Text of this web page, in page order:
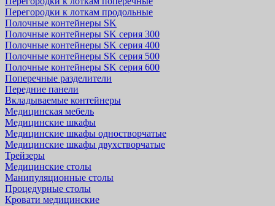
Перегородки к лоткам продольные
Полочные контейнеры SK
Полочные контейнеры SK серия 300
Полочные контейнеры SK серия 400
Полочные контейнеры SK серия 500
Полочные контейнеры SK серия 600
Поперечные разделители
Передние панели
Вкладываемые контейнеры
Медицинская мебель
Медицинские шкафы
Медицинские шкафы одностворчатые
Медицинские шкафы двухстворчатые
Трейзеры
Медицинские столы
Манипуляционные столы
Процедурные столы
Кровати медицинские